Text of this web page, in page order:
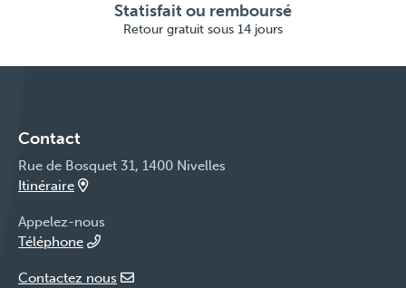
Statisfait ou remboursé
Retour gratuit sous 14 jours
Contact
Rue de Bosquet 31, 1400 Nivelles
Itinéraire
Appelez-nous
Téléphone
Contactez nous